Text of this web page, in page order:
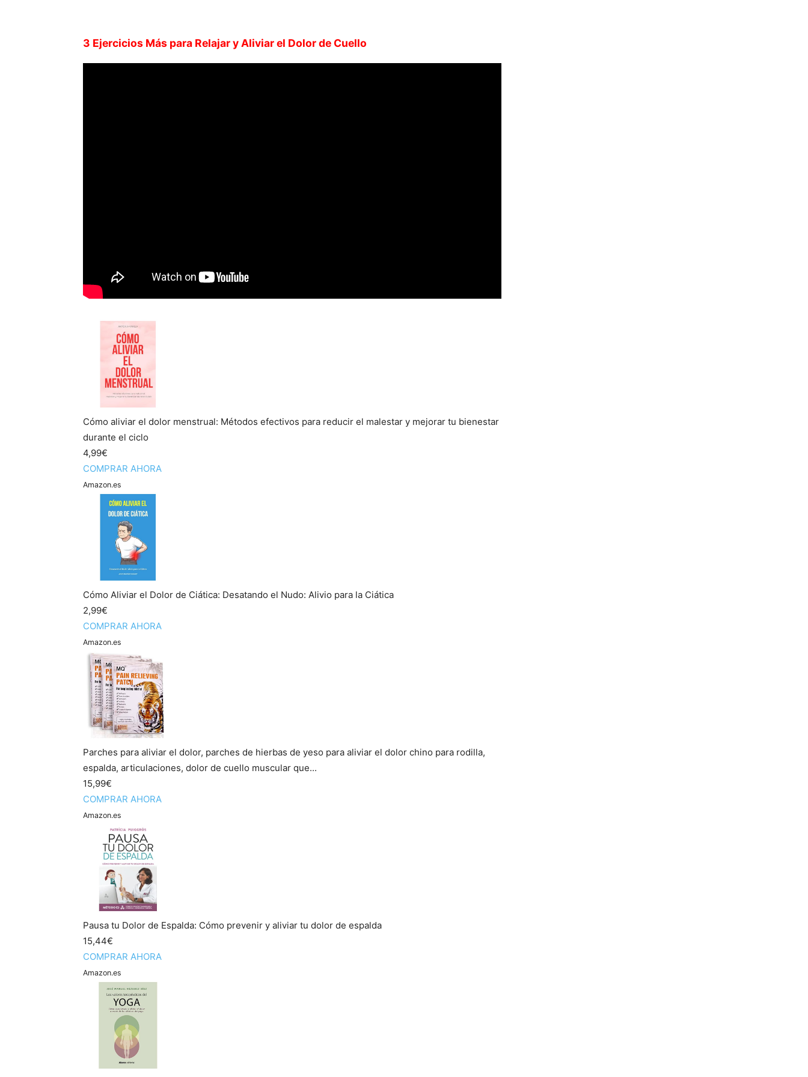
3 Ejercicios Más para Relajar y Aliviar el Dolor de Cuello
Cómo aliviar el dolor menstrual: Métodos efectivos para reducir el malestar y mejorar tu bienestar
durante el ciclo
4,99€
COMPRAR AHORA
Amazon.es
Cómo Aliviar el Dolor de Ciática: Desatando el Nudo: Alivio para la Ciática
2,99€
COMPRAR AHORA
Amazon.es
Parches para aliviar el dolor, parches de hierbas de yeso para aliviar el dolor chino para rodilla,
espalda, articulaciones, dolor de cuello muscular que...
15,99€
COMPRAR AHORA
Amazon.es
Pausa tu Dolor de Espalda: Cómo prevenir y aliviar tu dolor de espalda
15,44€
COMPRAR AHORA
Amazon.es